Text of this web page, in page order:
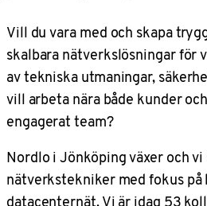
Vill du vara med och skapa
skalbara nätverkslösningar för
av tekniska utmaningar,
vill arbeta nära både kunder
engagerat team?
Nordlo i Jönköping växer och
nätverkstekniker med fokus på